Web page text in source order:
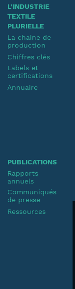
L'INDUSTRIE
TEXTILE
PLURIELLE
La chaine de
production
Chiffres clés
Labels et
certifications
Annuaire
PUBLICATIONS
Rapports
annuels
Communiqués
de presse
Ressources